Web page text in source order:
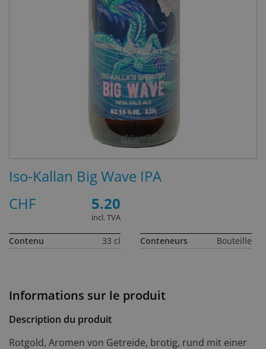
Informations sur le produit
Description du produit
Rotgold, Aromen von Getreide, brotig, rund mit einer
Iso-Kallan Big Wave IPA
CHF
5.20
incl. TVA
Contenu 33 cl Conteneurs Bouteille